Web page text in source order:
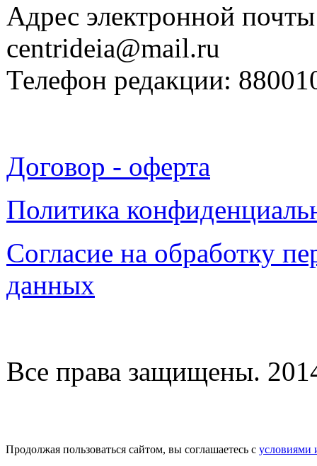
Адрес электронной
centrideia@mail.ru
Телефон редакции:
Договор - оферта
Политика
Согласие на обработку
данных
Все права защищены.
Продолжая пользоваться сайтом, вы соглашаетесь с условиями